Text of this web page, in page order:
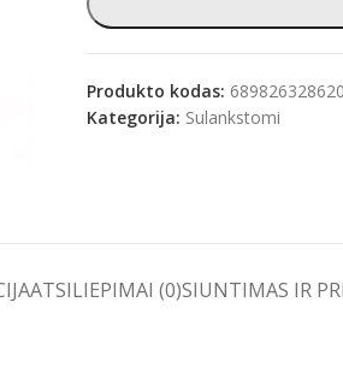
Produkto kodas: 689826328620
Kategorija: Sulankstomi
ATSILIEPIMAI (0)SIUNTIMAS IR